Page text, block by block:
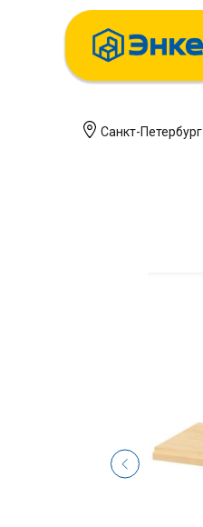
Санкт-Петербург